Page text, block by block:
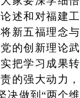
述和对福建工
新五福理念与
的创新理论武
把学习成果转
的强大动力，
决做到“两个维